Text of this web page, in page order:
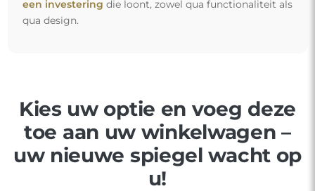
een investering die loont, zowel qua functionaliteit als
qua design.
Kies uw optie en voeg deze
toe aan uw winkelwagen –
uw nieuwe spiegel wacht op
u!